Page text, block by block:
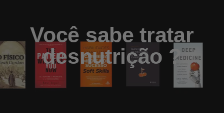
Você sabe tratar
desnutrição ?